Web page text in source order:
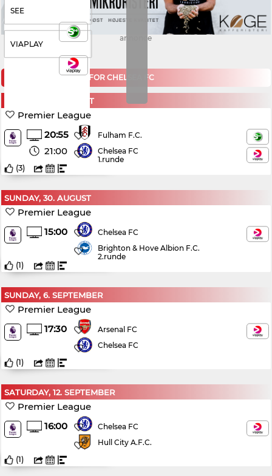
SEE
VIAPLAY
annonce
KOMMENDE KAMPE FOR CHELSEA FC
MONDAY, 24. AUGUST
Premier League
20:55
21:00
Fulham F.C.
Chelsea FC
1.runde
(3)
SUNDAY, 30. AUGUST
Premier League
15:00
Chelsea FC
Brighton & Hove Albion F.C.
2.runde
(1)
SUNDAY, 6. SEPTEMBER
Premier League
17:30
Arsenal FC
Chelsea FC
(1)
SATURDAY, 12. SEPTEMBER
Premier League
16:00
Chelsea FC
Hull City A.F.C.
(1)